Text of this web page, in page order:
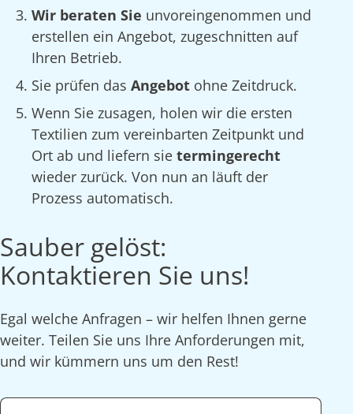
Wir beraten Sie unvoreingenommen und
erstellen ein Angebot, zugeschnitten auf
Ihren Betrieb.
Sie prüfen das Angebot ohne Zeitdruck.
Wenn Sie zusagen, holen wir die ersten
Textilien zum vereinbarten Zeitpunkt und
Ort ab und liefern sie termingerecht
wieder zurück. Von nun an läuft der
Prozess automatisch.
Sauber gelöst:
Kontaktieren Sie uns!
Egal welche Anfragen – wir helfen Ihnen gerne
weiter. Teilen Sie uns Ihre Anforderungen mit,
und wir kümmern uns um den Rest!